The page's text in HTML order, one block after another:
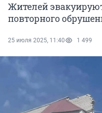
Жителей
повторного
25 июля 2025, 11:40 1 499